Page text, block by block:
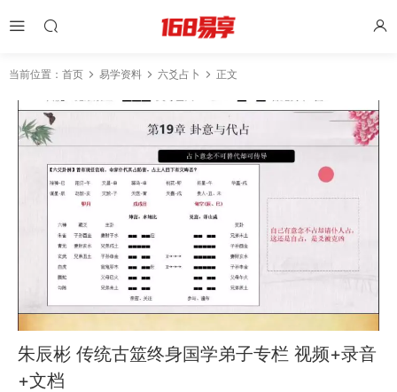
当前位置： 首页 易学资料 六爻占卜 正文
朱辰彬 传统古筮终身国学弟子专栏 视频+录音
+文档